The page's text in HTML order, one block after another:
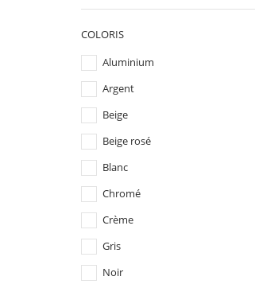
COLORIS
Aluminium
Argent
Beige
Beige rosé
Blanc
Chromé
Crème
Gris
Noir